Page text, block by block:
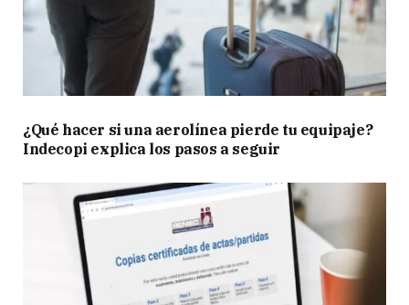
¿Qué hacer si una aerolínea pierde tu equipaje?
Indecopi explica los pasos a seguir